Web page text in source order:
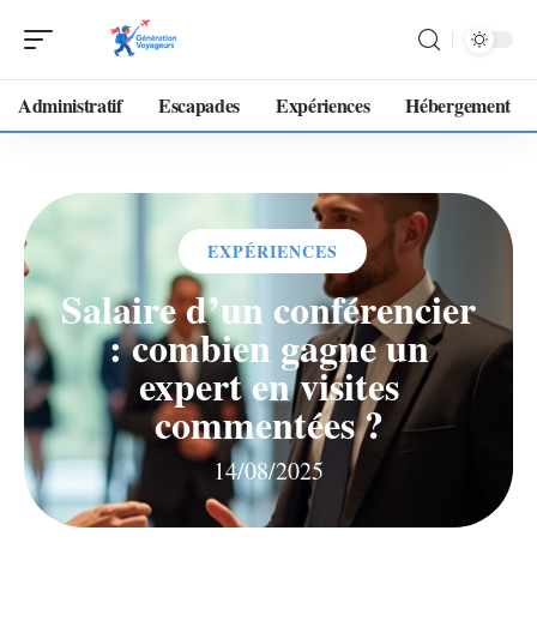
Administratif Escapades Expériences Hébergement
EXPÉRIENCES
Salaire d’un conférencier
: combien gagne un
expert en visites
commentées ?
14/08/2025